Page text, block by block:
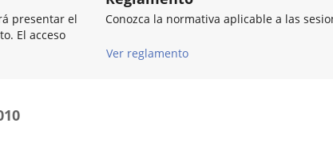
presentar el
El acceso
Conozca la normativa aplicable a las
Ver reglamento